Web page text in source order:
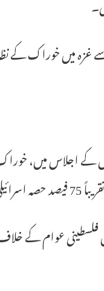
غزہ میں خوراک کے
کی انسانی حقوق کونسل کے
ہے۔
فلسطینی عوام کے